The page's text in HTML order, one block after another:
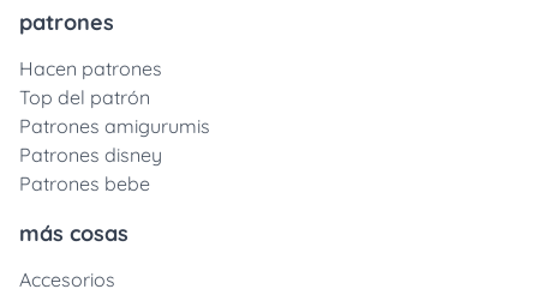
patrones
Hacen patrones
Top del patrón
Patrones amigurumis
Patrones disney
Patrones bebe
más cosas
Accesorios